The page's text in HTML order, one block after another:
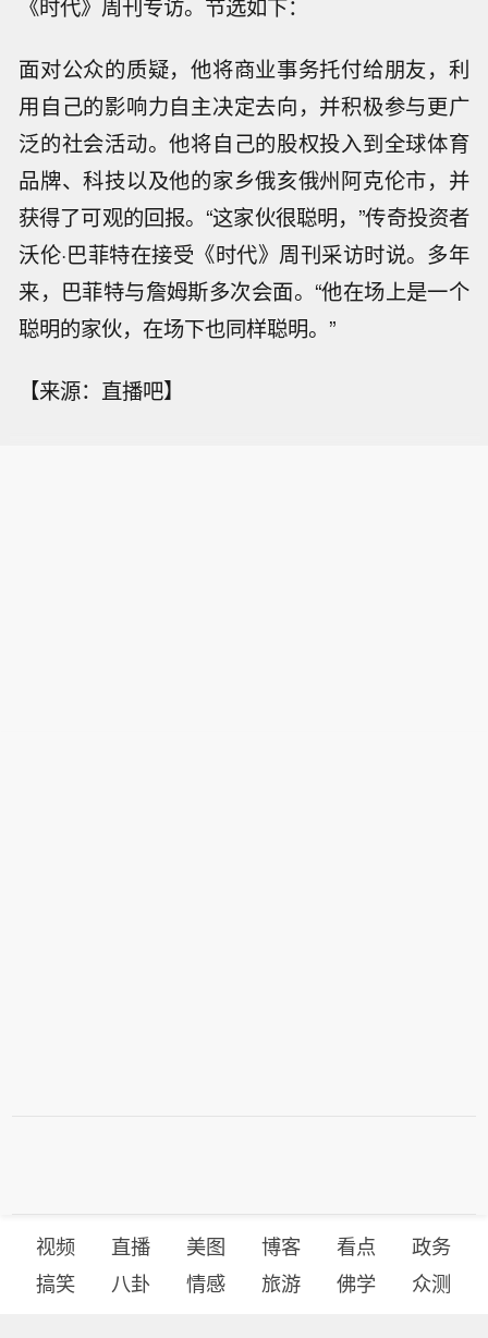
《时代》周刊专访。节选如下：
面对公众的质疑，他将商业事务托付给朋友，利
用自己的影响力自主决定去向，并积极参与更广
泛的社会活动。他将自己的股权投入到全球体育
品牌、科技以及他的家乡俄亥俄州阿克伦市，并
获得了可观的回报。“这家伙很聪明，”传奇投资者
沃伦·巴菲特在接受《时代》周刊采访时说。多年
来，巴菲特与詹姆斯多次会面。“他在场上是一个
聪明的家伙，在场下也同样聪明。”
【来源：直播吧】
视频 直播 美图 博客 看点
政务
搞笑
八卦 情感 旅游 佛学 众测